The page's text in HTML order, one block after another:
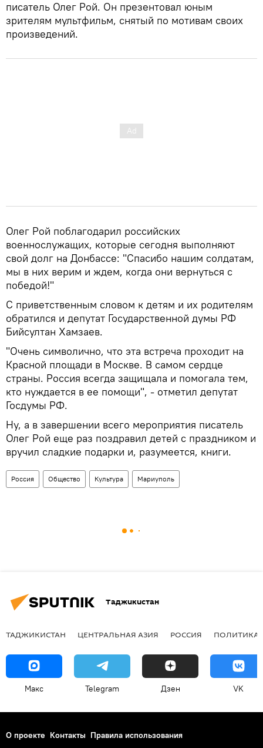
писатель Олег Рой. Он презентовал юным
зрителям мультфильм, снятый по мотивам своих
произведений.
Олег Рой поблагодарил российских
военнослужащих, которые сегодня выполняют
свой долг на Донбассе: "Спасибо нашим солдатам,
мы в них верим и ждем, когда они вернуться с
победой!"
С приветственным словом к детям и их родителям
обратился и депутат Государственной думы РФ
Бийсултан Хамзаев.
"Очень символично, что эта встреча проходит на
Красной площади в Москве. В самом сердце
страны. Россия всегда защищала и помогала тем,
кто нуждается в ее помощи", - отметил депутат
Госдумы РФ.
Ну, а в завершении всего мероприятия писатель
Олег Рой еще раз поздравил детей с праздником и
вручил сладкие подарки и, разумеется, книги.
Россия Общество Культура Мариуполь
Таджикистан
ТАДЖИКИСТАН ЦЕНТРАЛЬНАЯ АЗИЯ РОССИЯ ПОЛИТИКА
Макс Telegram Дзен VK
О проекте Контакты Правила использования